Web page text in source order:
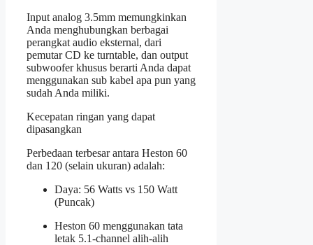
Input analog 3.5mm memungkinkan
Anda menghubungkan berbagai
perangkat audio eksternal, dari
pemutar CD ke turntable, dan output
subwoofer khusus berarti Anda dapat
menggunakan sub kabel apa pun yang
sudah Anda miliki.
Kecepatan ringan yang dapat
dipasangkan
Perbedaan terbesar antara Heston 60
dan 120 (selain ukuran) adalah:
Daya: 56 Watts vs 150 Watt
(Puncak)
Heston 60 menggunakan tata
letak 5.1-channel alih-alih